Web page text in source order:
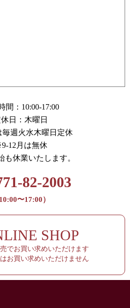
間：10:00-17:00
日：木曜日
週火水木曜日定休
12月は無休
休業いたします。
82-2003
10:00〜17:00）
SHOP
でお買い求めいただけます
お買い求めいただけません